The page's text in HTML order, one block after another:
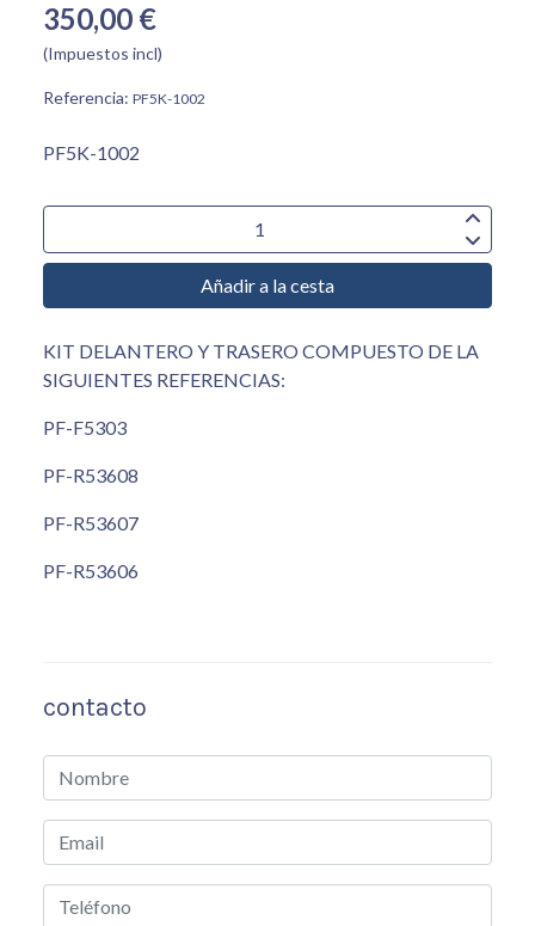
350,00 €
(Impuestos incl)
Referencia: PF5K-1002
PF5K-1002
Añadir a la cesta
KIT DELANTERO Y TRASERO COMPUESTO DE LA
SIGUIENTES REFERENCIAS:
PF-F5303
PF-R53608
PF-R53607
PF-R53606
contacto